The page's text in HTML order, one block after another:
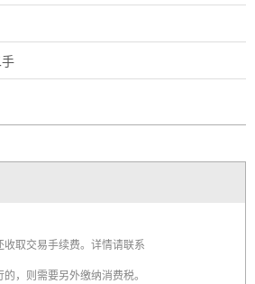
取交易手续费。详情请联系
，则需要另外缴纳消费税。